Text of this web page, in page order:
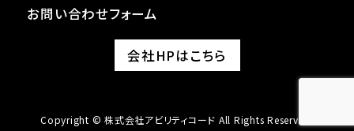
お問い合わせフォーム
会社HPはこちら
Copyright © 株式会社アビリティコード All Rights Reserved.